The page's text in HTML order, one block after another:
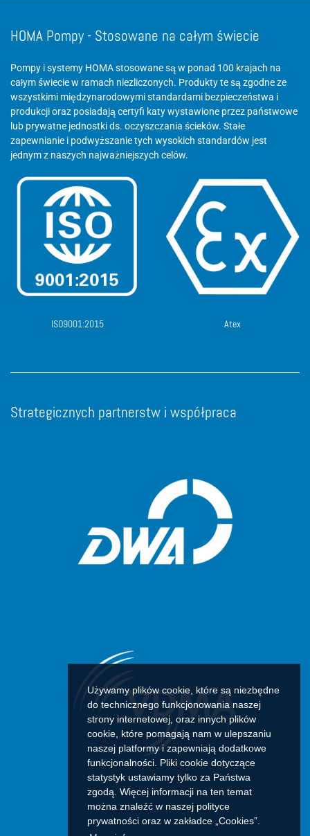
Używamy plików cookie, które są niezbędne
do technicznego funkcjonowania naszej
strony internetowej, oraz innych plików
cookie, które pomagają nam w ulepszaniu
naszej platformy i zapewniają dodatkowe
funkcjonalności. Pliki cookie dotyczące
statystyk ustawiamy tylko za Państwa
zgodą. Więcej informacji na ten temat
można znaleźć w naszej polityce
prywatności oraz w zakładce „Cookies”.
HOMA Pompy - Stosowane na całym świecie
Pompy i systemy HOMA stosowane są w ponad 100 krajach na
całym świecie w ramach niezliczonych. Produkty te są zgodne ze
wszystkimi międzynarodowymi standardami bezpieczeństwa i
produkcji oraz posiadają certyfi katy wystawione przez państwowe
lub prywatne jednostki ds. oczyszczania ścieków. Stałe
zapewnianie i podwyższanie tych wysokich standardów jest
jednym z naszych najważniejszych celów.
ISO9001:2015 Atex
Strategicznych partnerstw i współpraca